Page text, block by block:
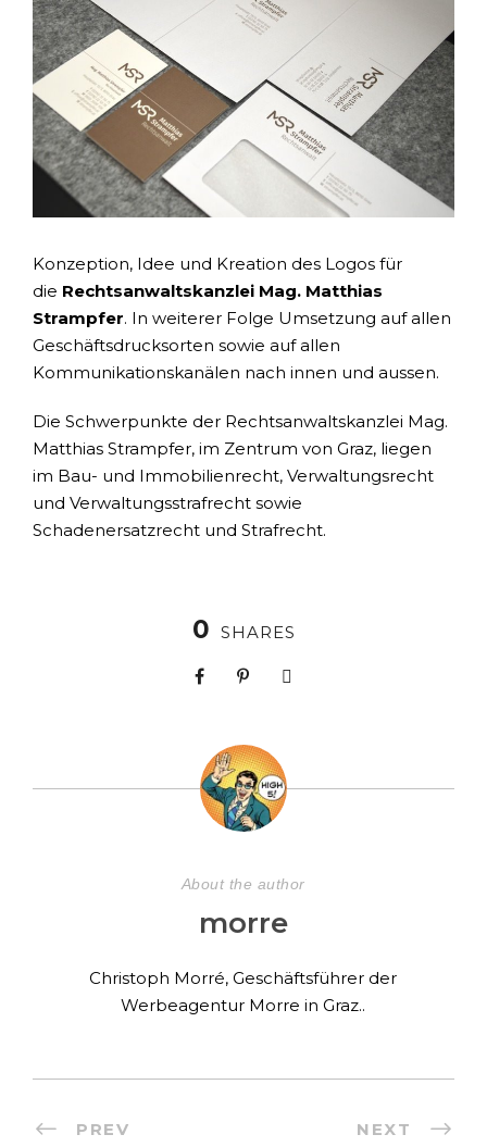
Konzeption, Idee und Kreation des Logos für
die Rechtsanwaltskanzlei Mag. Matthias
Strampfer. In weiterer Folge Umsetzung auf allen
Geschäftsdrucksorten sowie auf allen
Kommunikationskanälen nach innen und aussen.
Die Schwerpunkte der Rechtsanwaltskanzlei Mag.
Matthias Strampfer, im Zentrum von Graz, liegen
im Bau- und Immobilienrecht, Verwaltungsrecht
und Verwaltungsstrafrecht sowie
Schadenersatzrecht und Strafrecht.
0 SHARES
About the author
morre
Christoph Morré, Geschäftsführer der
Werbeagentur Morre in Graz..
PREV NEXT